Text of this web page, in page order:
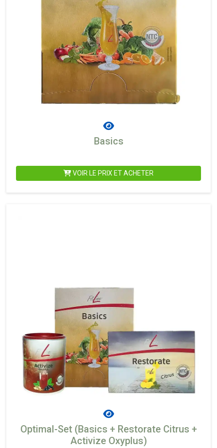
Basics
VOIR LE PRIX ET ACHETER
Optimal-Set (Basics + Restorate Citrus +
Activize Oxyplus)